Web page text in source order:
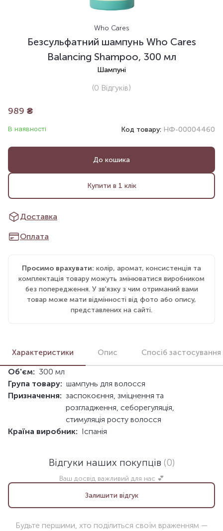
Who Cares
Безсульфатний шампунь Who Cares
Balancing Shampoo, 300 мл
Шампуні
(0 Відгуків)
989 ₴
В наявності Код товару: НФ-00004460
До кошика
Купити в 1 клік
Доставка
Оплата
Просимо врахувати: колір, аромат, консистенція та
комплектація товару можуть змінюватися виробником
без попередження. У зв'язку з чим отриманий вами
товар може мати відмінності від фото або опису,
представлених на сайті.
Характеристики Опис Спосіб застосування
Об'єм: 300 мл
Група товару: шампунь для волосся
Призначення: заспокоєння, зміцнення та
розгладження, себорегуляція,
стимуляція росту волосся
Країна виробник: Іспанія
Відгуки наших покупців (0)
Ваш досвід важливий для нас 💕
Залишити відгук
Будьте першими, хто поділиться своїм враженням —